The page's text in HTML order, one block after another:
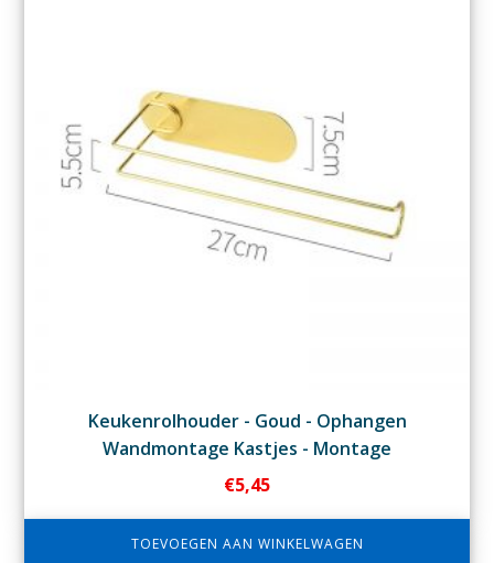
Keukenrolhouder - Goud - Ophangen
Wandmontage Kastjes - Montage
€5,45
TOEVOEGEN AAN WINKELWAGEN